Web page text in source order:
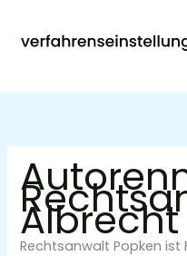
Albrecht
Rechtsanwalt Popken